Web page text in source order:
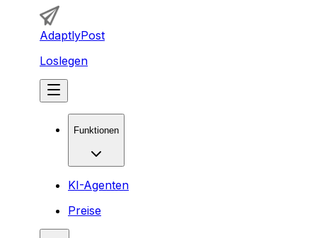
AdaptlyPost
Loslegen
Funktionen
KI-Agenten
Preise